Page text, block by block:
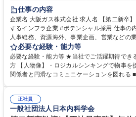
服装自由
第二新卒歓迎
仕事の内容
企業名 大阪ガス株式会社 求人名 【第二新卒】事務系総合職 #関西を代表
するインフラ企業 #ポテンシャル採用 仕事の内容 事務系総合職として、
人事総務、資源海外、事業企画、営業などの
す。 【業務内容の一例】■所属事業部の勤労
務 ■営業部門の企画スタッフ、ルート営業 【キャリアパス】入社後の配属
ポジションで一定期間ご活躍頂いた後、本人
鑑みてジョブローテーションを行います。 【
表するインフラ企業 #ポテンシャル採用
必要な経験・能力等
必要な経験・能力等 ★当社でご活躍期待でき
方 【人物像】・ロジカルシンキングで物事を
関係者と円滑なコミュニケーションを図れる ■2024年度から2026年度ま
72.html ■エネルギーセキュリティの不安定化
甚大化など、これまで以上に社会課題解決の
正社員
一般社団法人日本内科学会